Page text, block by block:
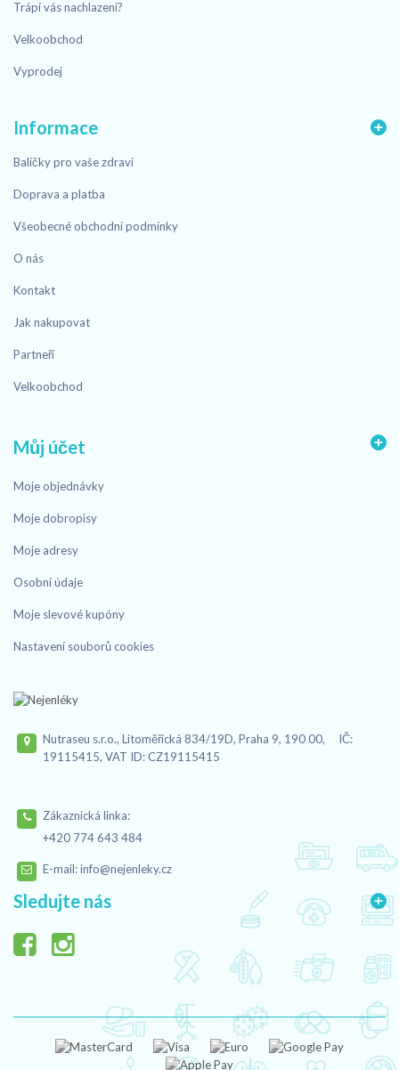
Trápí vás nachlazení?
Velkoobchod
Vyprodej
Informace
Balíčky pro vaše zdraví
Doprava a platba
Všeobecné obchodní podmínky
O nás
Kontakt
Jak nakupovat
Partneři
Velkoobchod
Můj účet
Moje objednávky
Moje dobropisy
Moje adresy
Osobní údaje
Moje slevové kupóny
Nastavení souborů cookies
Nutraseu s.r.o., Litoměřická 834/19D, Praha 9, 190 00, IČ:
19115415, VAT ID: CZ19115415
Zákaznická linka:
+420 774 643 484
E-mail:info@nejenleky.cz
Sledujte nás